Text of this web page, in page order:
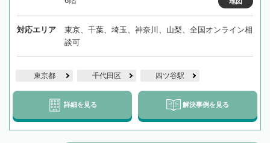
対応エリア
東京、千葉、埼玉、神奈川、山梨、全国オンライン相
談可
東京都 千代田区 四ツ谷駅
詳細を見る 解決事例を見る